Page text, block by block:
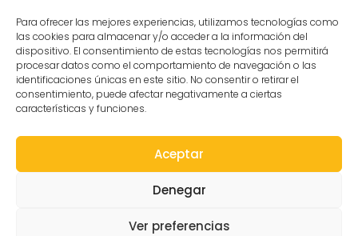
Para ofrecer las mejores experiencias, utilizamos tecnologías como
las cookies para almacenar y/o acceder a la información del
dispositivo. El consentimiento de estas tecnologías nos permitirá
procesar datos como el comportamiento de navegación o las
identificaciones únicas en este sitio. No consentir o retirar el
consentimiento, puede afectar negativamente a ciertas
características y funciones.
Aceptar
Denegar
Ver preferencias
C/Gibraltar,14
37008-Salamanca